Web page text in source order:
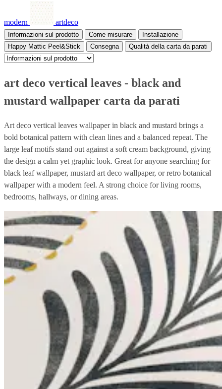
modern artdeco
Informazioni sul prodotto Come misurare
Installazione
Happy Mattic Peel&Stick
Consegna Qualità della carta da parati
art deco vertical leaves - black and
mustard wallpaper carta da parati
Art deco vertical leaves wallpaper in black and mustard brings a
bold botanical pattern with clean lines and a balanced repeat. The
large leaf motifs stand out against a soft cream background, giving
the design a calm yet graphic look. Great for anyone searching for
black leaf wallpaper, mustard art deco wallpaper, or retro botanical
wallpaper with a modern feel. A strong choice for living rooms,
bedrooms, hallways, or dining areas.